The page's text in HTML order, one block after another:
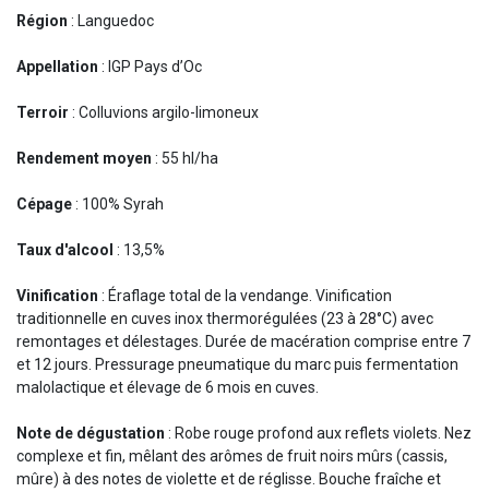
Région : Languedoc
Appellation : IGP Pays d’Oc
Terroir : Colluvions argilo-limoneux
Rendement moyen : 55 hl/ha
Cépage: 100% Syrah
Taux d'alcool : 13,5%
Vinification : Éraflage total de la vendange. Vinification
traditionnelle en cuves inox thermorégulées (23 à 28°C) avec
remontages et délestages. Durée de macération comprise entre 7
et 12 jours. Pressurage pneumatique du marc puis fermentation
malolactique et élevage de 6 mois en cuves.
Note de dégustation : Robe rouge profond aux reflets violets. Nez
complexe et fin, mêlant des arômes de fruit noirs mûrs (cassis,
mûre) à des notes de violette et de réglisse. Bouche fraîche et